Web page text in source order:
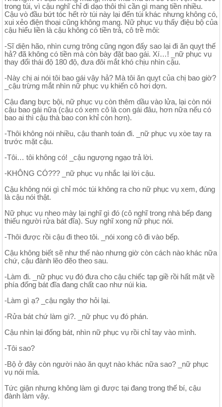
trong túi, vì cậu nghĩ chỉ đi dạo thôi thì cần gì mang tiền nhiều.
Cậu vò đầu bứt tóc hết rờ túi này lại đến túi khác nhưng không có,
xui xẻo điện thoại cũng không mang. Nữ phục vụ thấy điệu bộ của
cậu hiểu liền là cậu không có tiền trả, cô trề môi:
-Sĩ diện hão, nhìn cưng trông cũng ngon đấy sao lại đi ăn quỵt thế
hả? đã không có tiền mà còn bày đặt bao gái. Xí…! _nữ phục vụ
thay đổi thái độ 180 độ, đưa đôi mắt khó chịu nhìn cậu.
-Này chị ai nói tôi bao gái vậy hả? Mà tôi ăn quỵt của chị bao giờ?
_cậu trừng mắt nhìn nữ phục vụ khiến cô hơi dợn.
Cậu đang bực bội, nữ phục vụ còn thêm dầu vào lửa, lại còn nói
cậu bao gái nữa (cậu có xem cô là con gái đâu, hơn nữa nếu có
bao ai thì cậu thà bao con khỉ còn hơn).
-Thôi không nói nhiều, cậu thanh toán đi. _nữ phục vụ xòe tay ra
trước mặt cậu.
-Tôi… tôi không có! _cậu ngượng ngạo trả lời.
-KHÔNG CÓ??? _nữ phục vụ nhắc lại lời cậu.
Cậu không nói gì chỉ móc túi không ra cho nữ phục vụ xem, đúng
là cậu nói thật.
Nữ phục vụ nheo mày lại nghĩ gì đó (cô nghĩ trong nhà bếp đang
thiếu người rửa bát đĩa). Suy nghĩ xong nữ phục nói.
-Thôi được rồi cậu đi theo tôi. _nói xong cô đi vào bếp.
Cậu không biết sẽ như thế nào nhưng giờ còn cách nào khác nữa
chứ, cậu đành lẽo đẽo theo sau.
-Làm đi. _nữ phục vụ đó đưa cho cậu chiếc tạp giề rồi hất mặt về
phía đống bát đĩa đang chất cao như núi kia.
-Làm gì ạ? _cậu ngây thơ hỏi lại.
-Rửa bát chứ làm gì?. _nữ phục vụ đó phán.
Cậu nhìn lại đống bát, nhìn nữ phục vụ rồi chỉ tay vào mình.
-Tôi sao?
-Bộ ở đây còn người nào ăn quỵt nào khác nữa sao? _nữ phục
vụ nói mỉa.
Tức giận nhưng không làm gì được tại đang trong thế bí, cậu
đành làm vậy.